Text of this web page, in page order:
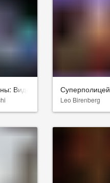
Видения. Девятый джедай
Leo Birenberg